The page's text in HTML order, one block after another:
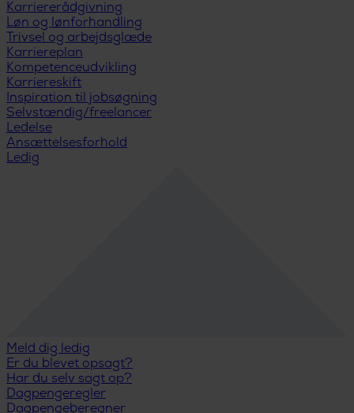
Karriererådgivning
Løn og lønforhandling
Trivsel og arbejdsglæde
Karriereplan
Kompetenceudvikling
Karriereskift
Inspiration til jobsøgning
Selvstændig/freelancer
Ledelse
Ansættelsesforhold
Ledig
Meld dig ledig
Er du blevet opsagt?
Har du selv sagt op?
Dagpengeregler
Dagpengeberegner